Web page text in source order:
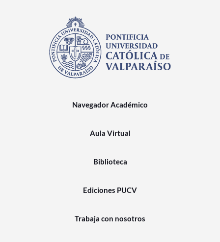
Navegador Académico
Aula Virtual
Biblioteca
Ediciones PUCV
Trabaja con nosotros